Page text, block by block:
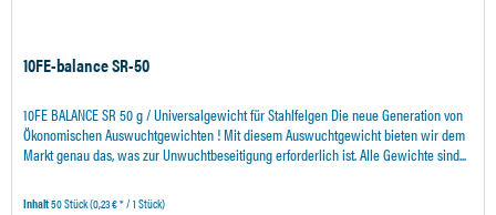
10FE-balance SR-50
10FE BALANCE SR 50 g / Universalgewicht für Stahlfelgen Die neue Generation von
Ökonomischen Auswuchtgewichten ! Mit diesem Auswuchtgewicht bieten wir dem
Markt genau das, was zur Unwuchtbeseitigung erforderlich ist. Alle Gewichte sind...
Inhalt50 Stück(0,23 € * / 1 Stück)